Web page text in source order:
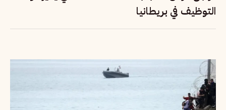
التوظيف في بريطانيا